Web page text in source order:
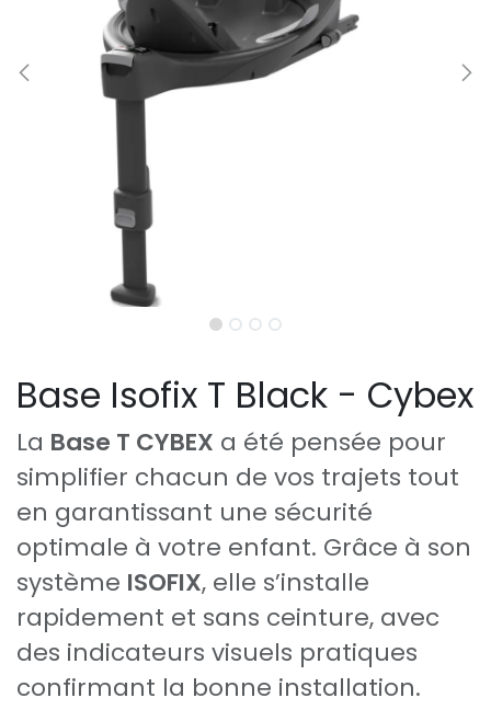
Base Isofix T Black - Cybex
La Base T CYBEX a été pensée pour
simplifier chacun de vos trajets tout
en garantissant une sécurité
optimale à votre enfant. Grâce à son
système ISOFIX, elle s’installe
rapidement et sans ceinture, avec
des indicateurs visuels pratiques
confirmant la bonne installation.